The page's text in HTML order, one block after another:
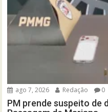
ago 7, 2026 Redação 0
PM prende suspeito de